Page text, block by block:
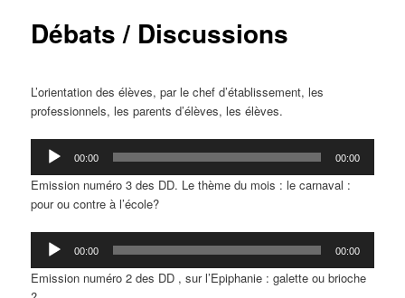
Débats / Discussions
L’orientation des élèves, par le chef d’établissement, les
professionnels, les parents d’élèves, les élèves.
Lecteur
audio
00:00 00:00
Emission numéro 3 des DD. Le thème du mois : le carnaval :
pour ou contre à l’école?
Lecteur
audio
00:00 00:00
Emission numéro 2 des DD , sur l’Epiphanie : galette ou brioche